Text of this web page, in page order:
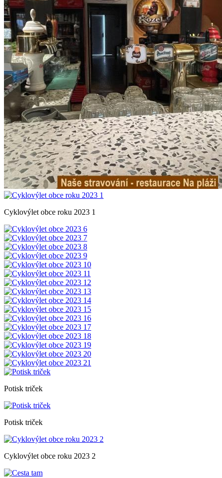
Cyklovýlet obce roku 2023 1
Potisk triček
Potisk triček
Cyklovýlet obce roku 2023 2